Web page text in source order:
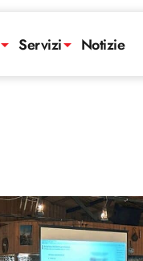
Servizi Notizie